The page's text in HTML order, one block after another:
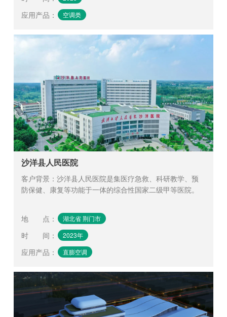
应用产品 ： 空调类
沙洋县人民医院
客户背景：沙洋县人民医院是集医疗急救、科研教学、预
防保健、康复等功能于一体的综合性国家二级甲等医院。
地 点 ： 湖北省 荆门市
时 间 ： 2023年
应用产品 ： 直膨空调